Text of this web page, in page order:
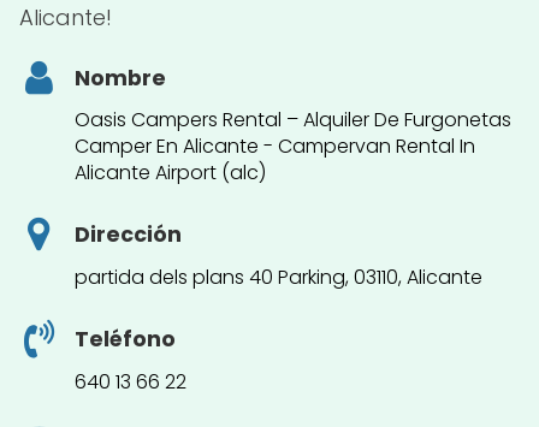
Alicante!
Nombre
Oasis Campers Rental – Alquiler De Furgonetas
Camper En Alicante - Campervan Rental In
Alicante Airport (alc)
Dirección
partida dels plans 40 Parking, 03110, Alicante
Teléfono
640 13 66 22